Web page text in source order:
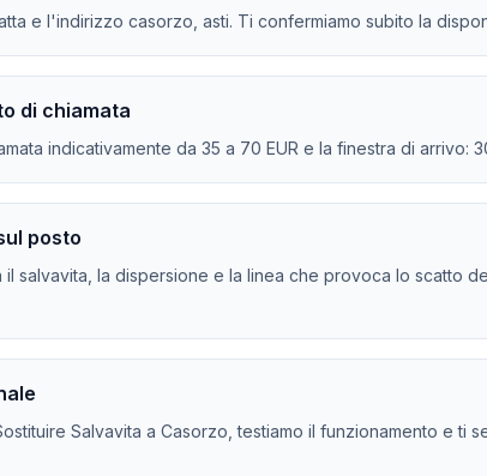
e l'indirizzo casorzo, asti. Ti confermiamo subito la
di chiamata
indicativamente da 35 a 70 EUR e la finestra di
posto
salvavita, la dispersione e la linea che provoca lo scatto
Salvavita a Casorzo, testiamo il funzionamento e